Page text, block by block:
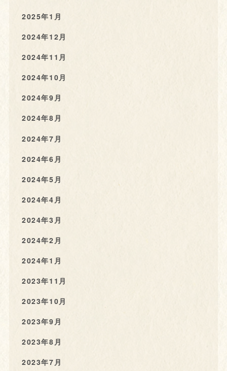
2025年1月
2024年12月
2024年11月
2024年10月
2024年9月
2024年8月
2024年7月
2024年6月
2024年5月
2024年4月
2024年3月
2024年2月
2024年1月
2023年11月
2023年10月
2023年9月
2023年8月
2023年7月